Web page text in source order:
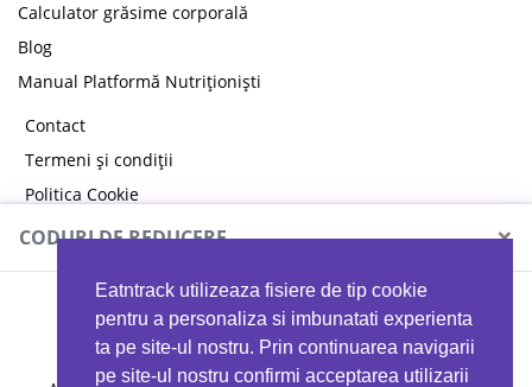
Eatntrack utilizeaza fisiere de tip cookie
pentru a personaliza si imbunatati experienta
ta pe site-ul nostru. Prin continuarea navigarii
pe site-ul nostru confirmi acceptarea utilizarii
Calculator grăsime corporală
Blog
Manual Platformă Nutriționiști
Contact
Termeni și condiții
Politica Cookie
Politica de confidențialitate
CODURI DE REDUCERE ×
MYPROTEIN